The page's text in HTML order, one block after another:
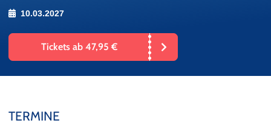
10.03.2027
Tickets ab 47,95 €
TERMINE